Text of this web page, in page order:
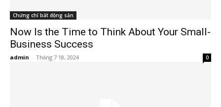
Chứng chỉ bất động sản
Now Is the Time to Think About Your Small-
Business Success
admin - Tháng 7 18, 2024 0